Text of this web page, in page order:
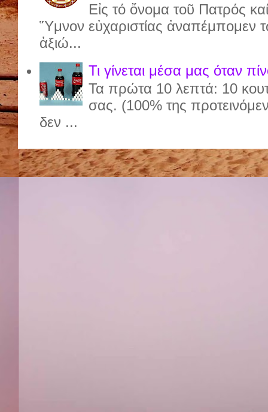
Εἰς τό ὄνομα τοῦ Πατρός
Ὕμνον εὐχαριστίας
ἀξιώ...
Τι γίνεται μέσα μας όταν
Τα πρώτα 10 λεπτά: 10
σας. (100% της
δεν ...